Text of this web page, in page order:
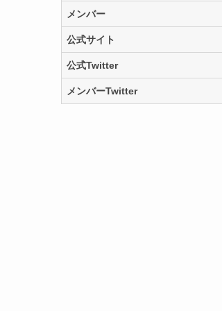
メンバー
公式サイト
公式Twitter
メンバーTwitter